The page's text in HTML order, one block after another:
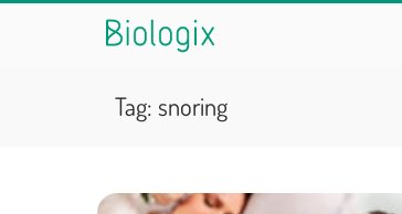
Tag: snoring